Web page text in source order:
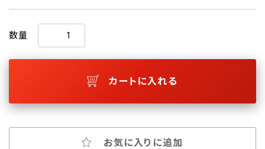
数量
カートに入れる
お気に入りに追加